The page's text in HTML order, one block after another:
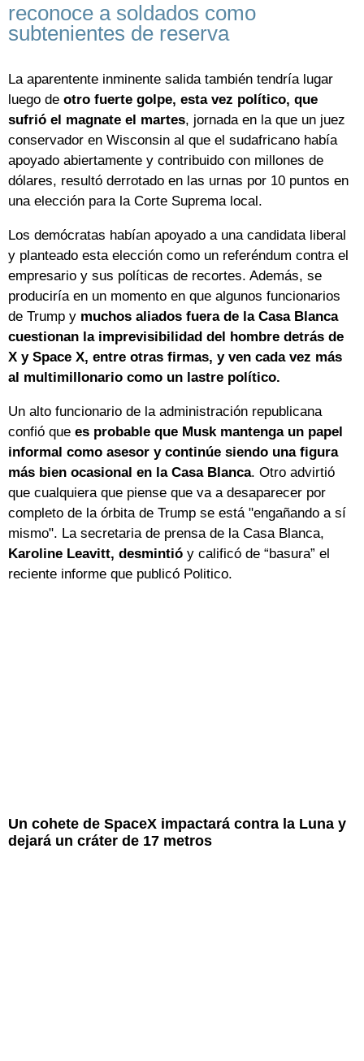
reconoce a soldados como
subtenientes de reserva
La aparentente inminente salida también tendría lugar
luego de otro fuerte golpe, esta vez político, que
sufrió el magnate el martes, jornada en la que un juez
conservador en Wisconsin al que el sudafricano había
apoyado abiertamente y contribuido con millones de
dólares, resultó derrotado en las urnas por 10 puntos en
una elección para la Corte Suprema local.
Los demócratas habían apoyado a una candidata liberal
y planteado esta elección como un referéndum contra el
empresario y sus políticas de recortes. Además, se
produciría en un momento en que algunos funcionarios
de Trump y muchos aliados fuera de la Casa Blanca
cuestionan la imprevisibilidad del hombre detrás de
X y Space X, entre otras firmas, y ven cada vez más
al multimillonario como un lastre político.
Un alto funcionario de la administración republicana
confió que es probable que Musk mantenga un papel
informal como asesor y continúe siendo una figura
más bien ocasional en la Casa Blanca. Otro advirtió
que cualquiera que piense que va a desaparecer por
completo de la órbita de Trump se está "engañando a sí
mismo". La secretaria de prensa de la Casa Blanca,
Karoline Leavitt, desmintió y calificó de “basura” el
reciente informe que publicó Politico.
Un cohete de SpaceX impactará contra la Luna y
dejará un cráter de 17 metros